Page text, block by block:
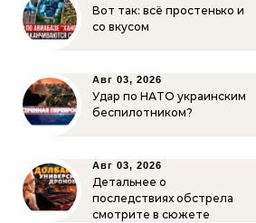
Вот так: всё простенько и
со вкусом
Авг 03, 2026
Удар по НАТО украинским
беспилотником?
Авг 03, 2026
Детальнее о
последствиях обстрела
смотрите в сюжете